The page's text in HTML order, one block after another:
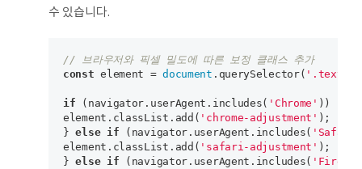
수 있습니다.
// 브라우저와 픽셀 밀도에 따른 보정 클래스 추가
const element = document .querySelector( '.text'
if (navigator.userAgent.includes( 'Chrome' )) {
element.classList.add( 'chrome-adjustment' );
} else if (navigator.userAgent.includes( 'Safari'
element.classList.add( 'safari-adjustment' );
} else if (navigator.userAgent.includes(